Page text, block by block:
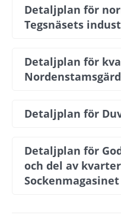
Detaljplan för
Tegsnäsets
Detaljplan för
Detaljplan för
Detaljplan för
och del av
Sockenmagasinet